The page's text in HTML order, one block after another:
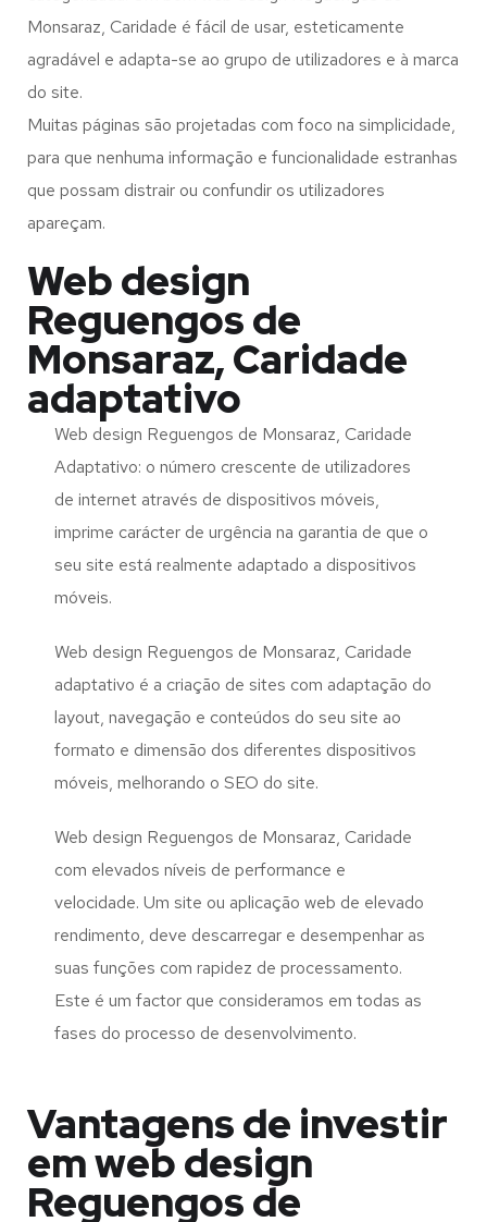
Monsaraz, Caridade é fácil de usar, esteticamente
agradável e adapta-se ao grupo de utilizadores e à marca
do site.
Muitas páginas são projetadas com foco na simplicidade,
para que nenhuma informação e funcionalidade estranhas
que possam distrair ou confundir os utilizadores
apareçam.
Web design
Reguengos de
Monsaraz, Caridade
adaptativo
Web design Reguengos de Monsaraz, Caridade
Adaptativo: o número crescente de utilizadores
de internet através de dispositivos móveis,
imprime carácter de urgência na garantia de que o
seu site está realmente adaptado a dispositivos
móveis.
Web design Reguengos de Monsaraz, Caridade
adaptativo é a criação de sites com adaptação do
layout, navegação e conteúdos do seu site ao
formato e dimensão dos diferentes dispositivos
móveis, melhorando o SEO do site.
Web design Reguengos de Monsaraz, Caridade
com elevados níveis de performance e
velocidade. Um site ou aplicação web de elevado
rendimento, deve descarregar e desempenhar as
suas funções com rapidez de processamento.
Este é um factor que consideramos em todas as
fases do processo de desenvolvimento.
Vantagens de investir
em web design
Reguengos de